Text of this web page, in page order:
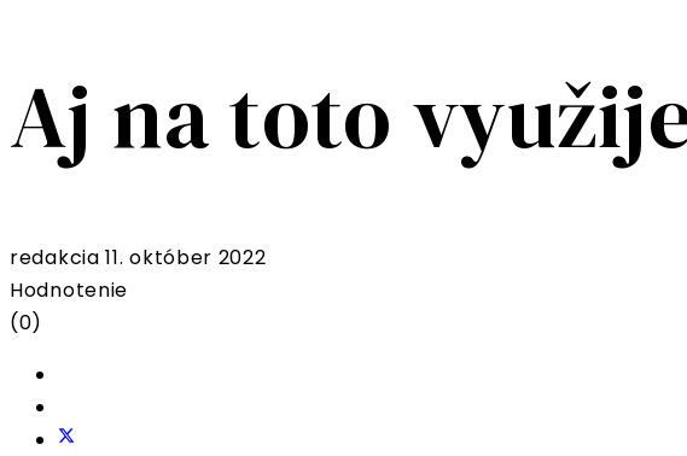
Aj na toto
redakcia 11. október 2022
Hodnotenie
(0)